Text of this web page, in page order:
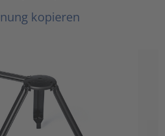
kopieren